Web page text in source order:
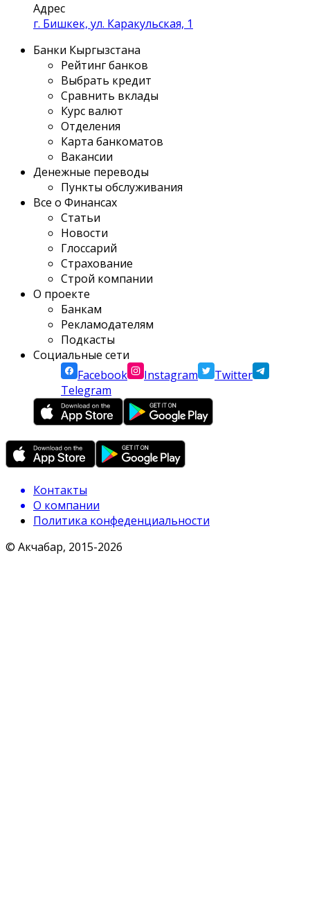
Адрес
г. Бишкек, ул. Каракульская, 1
Банки Кыргызстана
Рейтинг банков
Выбрать кредит
Сравнить вклады
Курс валют
Отделения
Карта банкоматов
Вакансии
Денежные переводы
Пункты обслуживания
Все о Финансах
Статьи
Новости
Глоссарий
Страхование
Строй компании
О проекте
Банкам
Рекламодателям
Подкасты
Социальные сети
Facebook
Instagram
Twitter
Telegram
Контакты
О компании
Политика конфеденциальности
© Акчабар, 2015-2026